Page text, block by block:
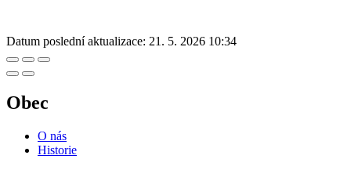
Datum poslední aktualizace: 21. 5. 2026 10:34
Obec
O nás
Historie